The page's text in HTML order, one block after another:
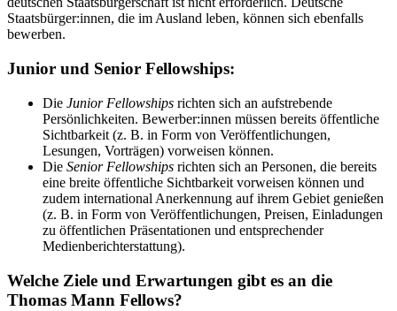
Staatsbürger:innen, die im Ausland leben, können sich ebenfalls
bewerben.
Junior und Senior Fellowships:
Die Junior Fellowships richten sich an aufstrebende
Persönlichkeiten. Bewerber:innen müssen bereits öffentliche
Sichtbarkeit (z. B. in Form von Veröffentlichungen,
Lesungen, Vorträgen) vorweisen können.
Die Senior Fellowships richten sich an Personen, die bereits
eine breite öffentliche Sichtbarkeit vorweisen können und
zudem international Anerkennung auf ihrem Gebiet genießen
(z. B. in Form von Veröffentlichungen, Preisen, Einladungen
zu öffentlichen Präsentationen und entsprechender
Medienberichterstattung).
Welche Ziele und Erwartungen gibt es an die
Thomas Mann Fellows?